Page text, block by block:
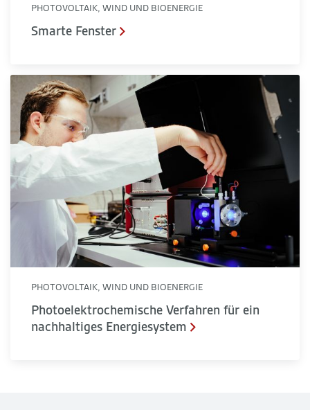
PHOTOVOLTAIK, WIND UND BIOENERGIE
Smarte Fenster
Photoelektrochemische Verfahren für ein nachhaltiges
PHOTOVOLTAIK, WIND UND BIOENERGIE
Photoelektrochemische Verfahren für ein
nachhaltiges Energiesystem